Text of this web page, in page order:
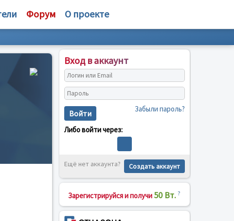
Форум О проекте
Вход в аккаунт
Войти Забыли пароль?
Либо войти через:
Ещё нет аккаунта? Создать аккаунт
Зарегистрируйся и получи 50 Вт. ?